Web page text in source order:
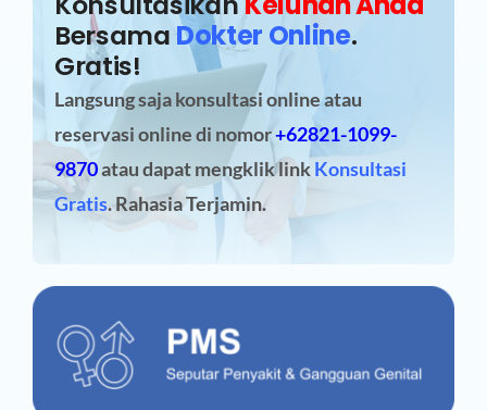
BersamaDokter Online.
Gratis!
Langsung saja konsultasi online atau
reservasi onlinedi nomor+62821-1099-
9870atau dapat mengklik linkKonsultasi
Gratis. Rahasia Terjamin.